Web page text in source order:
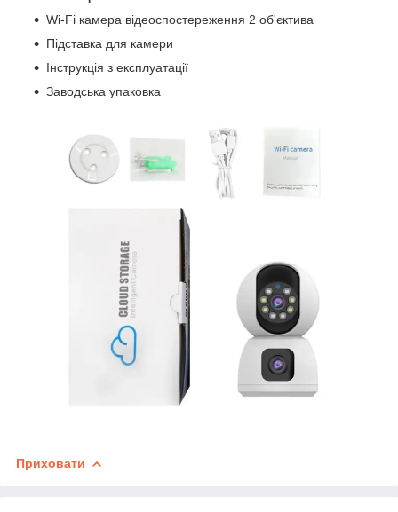
Wi-Fi камера відеоспостереження 2 об'єктива
Підставка для камери
Інструкція з експлуатації
Заводська упаковка
Приховати